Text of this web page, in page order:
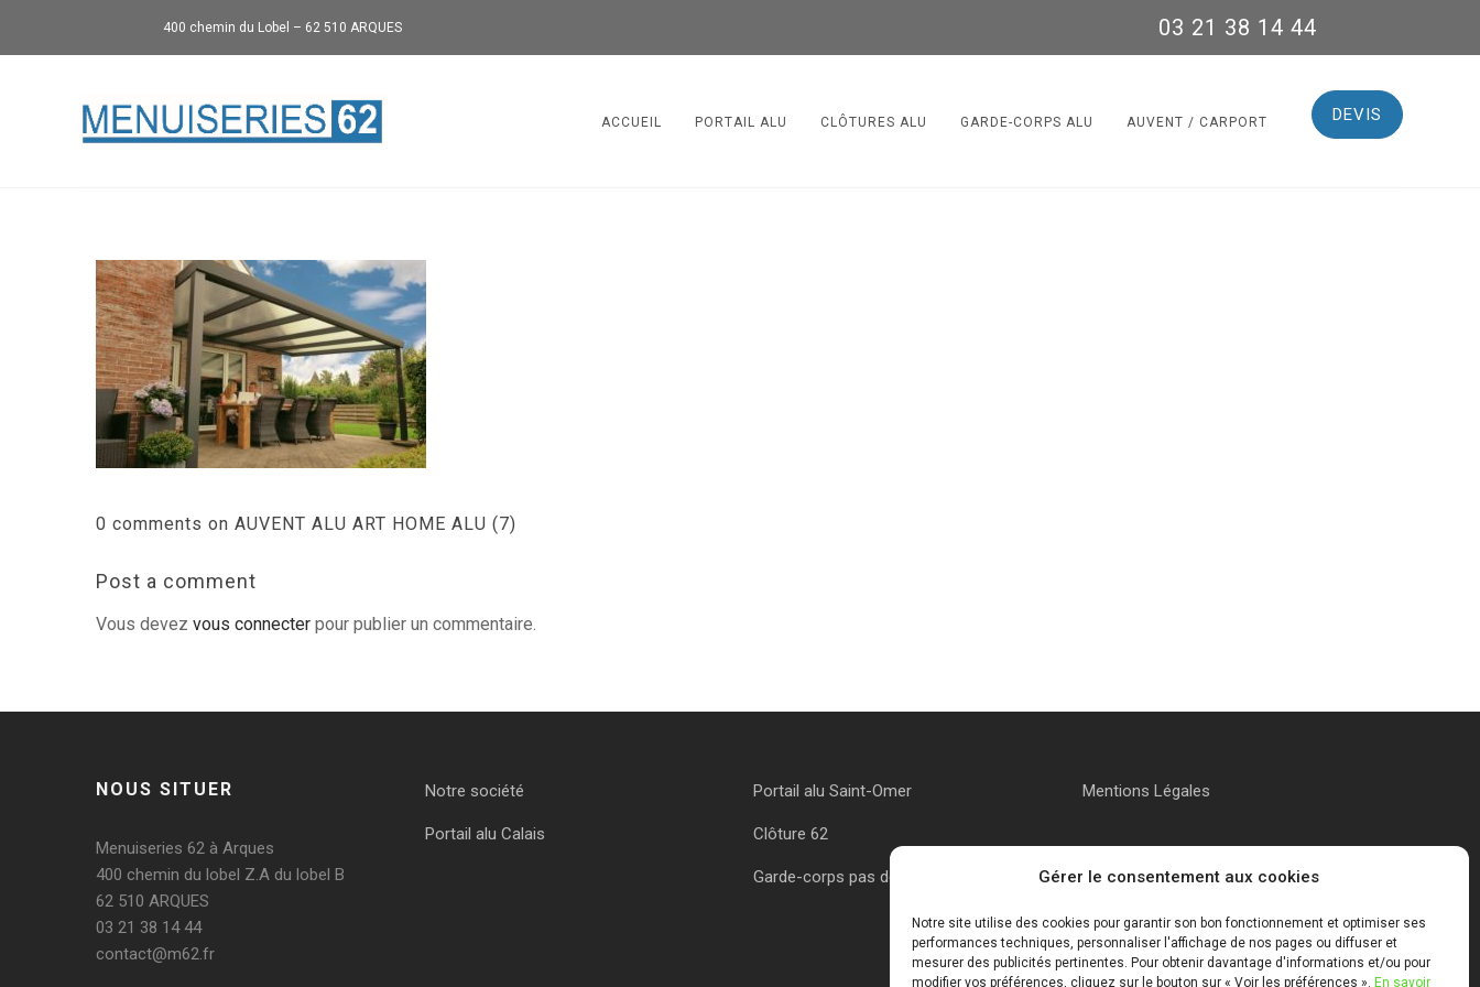
Gérer le consentement aux cookies
Notre site utilise des cookies pour garantir son bon fonctionnement et optimiser ses
performances techniques, personnaliser l'affichage de nos pages ou diffuser et
mesurer des publicités pertinentes. Pour obtenir davantage d'informations et/ou pour
modifier vos préférences, cliquez sur le bouton sur « Voir les préférences ». En savoir
400 chemin du Lobel – 62 510 ARQUES 03 21 38 14 44
DEVIS
ACCUEIL PORTAIL ALU CLÔTURES ALU GARDE-CORPS ALU AUVENT / CARPORT
0 comments on AUVENT ALU ART HOME ALU (7)
Post a comment
Vous devezvous connecter pour publier un commentaire.
NOUS SITUER
Menuiseries 62 à Arques
400 chemin du lobel Z.A du lobel B
62 510 ARQUES
03 21 38 14 44
contact@m62.fr
Notre société
Portail alu Calais
Portail alu Saint-Omer
Clôture 62
Garde-corps pas de calais
Mentions Légales